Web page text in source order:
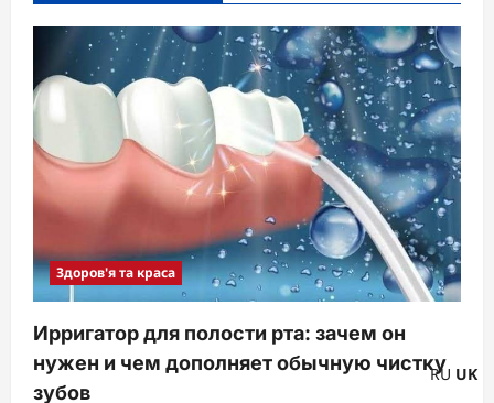
Здоров'я та краса
Ирригатор для полости рта: зачем он
нужен и чем дополняет обычную чистку
зубов
RU UK